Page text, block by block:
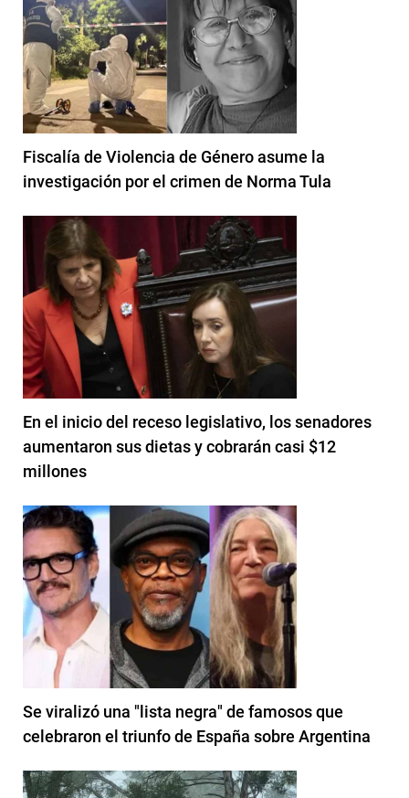
Fiscalía de Violencia de Género asume la
investigación por el crimen de Norma Tula
En el inicio del receso legislativo, los senadores
aumentaron sus dietas y cobrarán casi $12
millones
Se viralizó una "lista negra" de famosos que
celebraron el triunfo de España sobre Argentina